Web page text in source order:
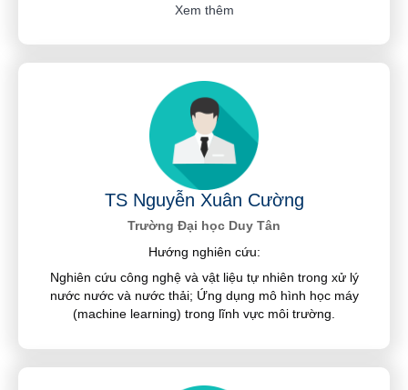
Xem thêm
TS Nguyễn Xuân Cường
Trường Đại học Duy Tân
Hướng nghiên cứu:
Nghiên cứu công nghệ và vật liệu tự nhiên trong xử lý
nước nước và nước thải; Ứng dụng mô hình học máy
(machine learning) trong lĩnh vực môi trường.